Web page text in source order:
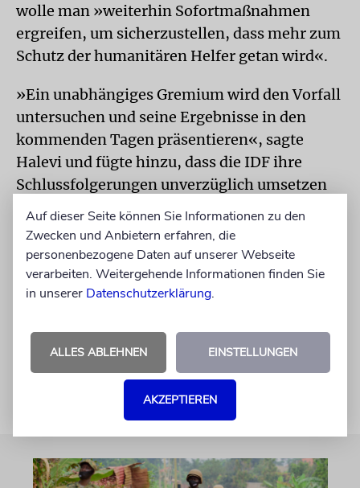
wolle man »weiterhin Sofortmaßnahmen
ergreifen, um sicherzustellen, dass mehr zum
Schutz der humanitären Helfer getan wird«.
»Ein unabhängiges Gremium wird den Vorfall
untersuchen und seine Ergebnisse in den
kommenden Tagen präsentieren«, sagte
Halevi und fügte hinzu, dass die IDF ihre
Schlussfolgerungen unverzüglich umsetzen
und sie der WCK sowie anderen relevanten
internationalen Organisationen mitteilen
werde. »Dieser Vorfall war ein schwerer
Fehler. Israel befindet sich im Krieg mit der
Hamas, nicht mit der Bevölkerung von Gaza.
Auf dieser Seite können Sie Informationen zu den
Zwecken und Anbietern erfahren, die
personenbezogene Daten auf unserer Webseite
verarbeiten. Weitergehende Informationen finden Sie
in unserer Datenschutzerklärung.
ALLES ABLEHNEN EINSTELLUNGEN
AKZEPTIEREN